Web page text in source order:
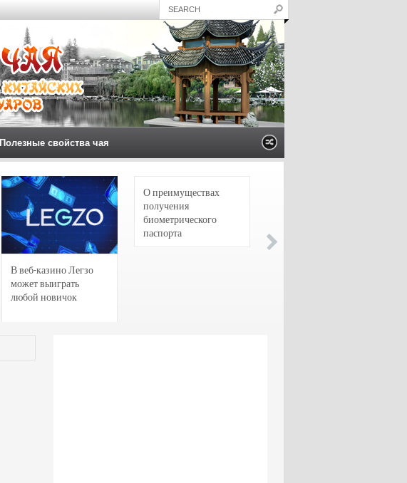
Полезные свойства чая
В веб-казино Легзо
может выиграть
любой новичок
О преимуществах
получения
биометрического
паспорта